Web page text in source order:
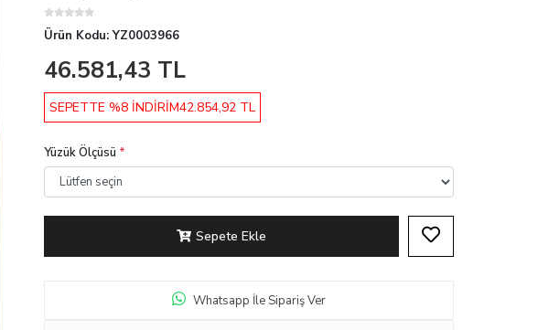
Ürün Kodu:YZ0003966
46.581,43 TL
SEPETTE %8 İNDİRİM42.854,92 TL
Yüzük Ölçüsü *
Sepete Ekle
Whatsapp İle Sipariş Ver